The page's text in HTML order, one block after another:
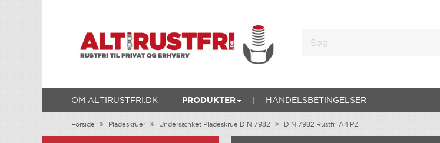
OM ALTIRUSTFRI.DK PRODUKTER HANDELSBETINGELSER
Forside Pladeskruer Undersænket Pladeskrue DIN 7982 DIN 7982 Rustfri A4 PZ